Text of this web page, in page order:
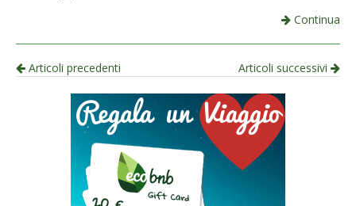
Continua
Navigazione
articolo
Articoli precedenti Articoli successivi